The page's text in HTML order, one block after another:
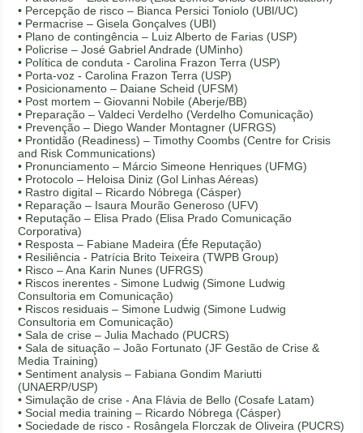
• Percepção de risco – Bianca Persici Toniolo (UBI/UC)
• Permacrise – Gisela Gonçalves (UBI)
• Plano de contingência – Luiz Alberto de Farias (USP)
• Policrise – José Gabriel Andrade (UMinho)
• Política de conduta - Carolina Frazon Terra (USP)
• Porta-voz - Carolina Frazon Terra (USP)
• Posicionamento – Daiane Scheid (UFSM)
• Post mortem – Giovanni Nobile (Aberje/BB)
• Preparação – Valdeci Verdelho (Verdelho Comunicação)
• Prevenção – Diego Wander Montagner (UFRGS)
• Prontidão (Readiness) – Timothy Coombs (Centre for Crisis
and Risk Communications)
• Pronunciamento – Márcio Simeone Henriques (UFMG)
• Protocolo – Heloisa Diniz (Gol Linhas Aéreas)
• Rastro digital – Ricardo Nóbrega (Cásper)
• Reparação – Isaura Mourão Generoso (UFV)
• Reputação – Elisa Prado (Elisa Prado Comunicação
Corporativa)
• Resposta – Fabiane Madeira (Éfe Reputação)
• Resiliência - Patrícia Brito Teixeira (TWPB Group)
• Risco – Ana Karin Nunes (UFRGS)
• Riscos inerentes - Simone Ludwig (Simone Ludwig
Consultoria em Comunicação)
• Riscos residuais – Simone Ludwig (Simone Ludwig
Consultoria em Comunicação)
• Sala de crise – Julia Machado (PUCRS)
• Sala de situação – João Fortunato (JF Gestão de Crise &
Media Training)
• Sentiment analysis – Fabiana Gondim Mariutti
(UNAERP/USP)
• Simulação de crise - Ana Flávia de Bello (Cosafe Latam)
• Social media training – Ricardo Nóbrega (Cásper)
• Sociedade de risco - Rosângela Florczak de Oliveira (PUCRS)